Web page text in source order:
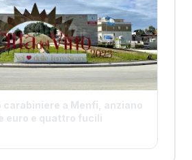
a Menfi, anziano
euro e quattro fucili